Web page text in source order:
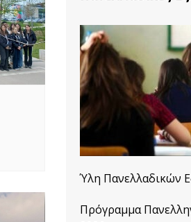
Ύλη Πανελλαδικών
Πρόγραμμα